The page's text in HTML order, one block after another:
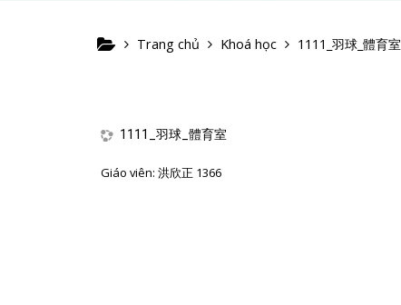
Trang chủ Khoá học 1111_羽球_體育室
1111_羽球_體育室
Giáo viên: 洪欣正 1366